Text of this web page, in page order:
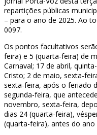
repartições públicas
– para o ano de 2025. Ao
0097.
Os pontos facultativos
feira) e 5 (quarta-feira) de
Carnaval; 17 de abril,
Cristo; 2 de maio, sexta-
sexta-feira, após o feriado
segunda-feira, que
novembro, sexta-feira,
dias 24 (quarta-feira),
(quarta-feira), antes do ano